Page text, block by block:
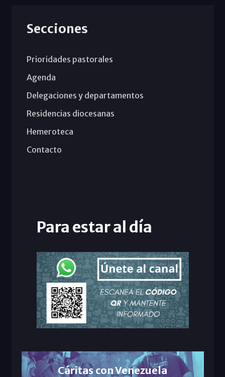
Secciones
Prioridades pastorales
Agenda
Delegaciones y departamentos
Residencias diocesanas
Hemeroteca
Contacto
Para estar al día
Cáritas con Venezuela